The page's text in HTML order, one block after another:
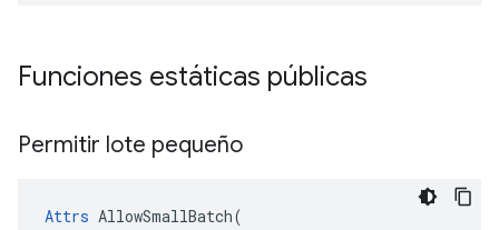
Funciones estáticas públicas
Permitir lote pequeño
Attrs AllowSmallBatch(